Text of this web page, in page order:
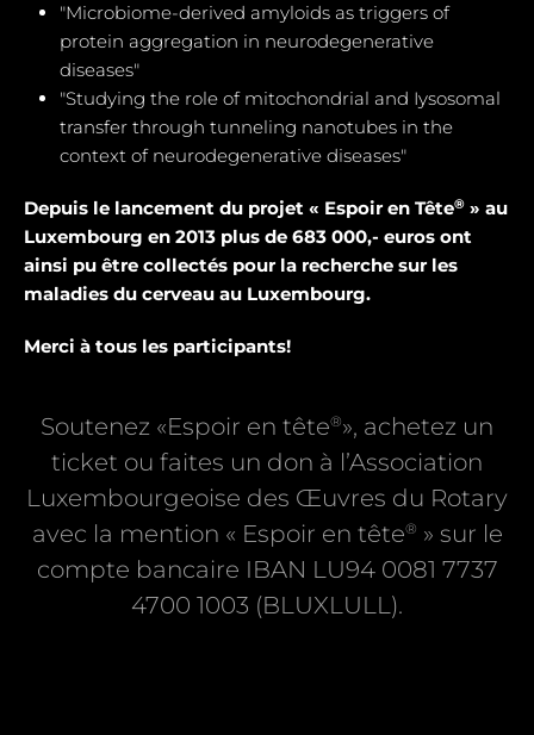
"Microbiome-derived amyloids as triggers of
protein aggregation in neurodegenerative
diseases"
"Studying the role of mitochondrial and Iysosomal
transfer through tunneling nanotubes in the
context of neurodegenerative diseases"
Depuis le lancement du projet « Espoir en Tête® » au
Luxembourg en 2013 plus de 683 000,- euros ont
ainsi pu être collectés pour la recherche sur les
maladies du cerveau au Luxembourg.
Merci à tous les participants!
Soutenez «Espoir en tête®», achetez un
ticket ou faites un don à l’Association
Luxembourgeoise des Œuvres du Rotary
avec la mention « Espoir en tête® » sur le
compte bancaire IBAN LU94 0081 7737
4700 1003 (BLUXLULL).